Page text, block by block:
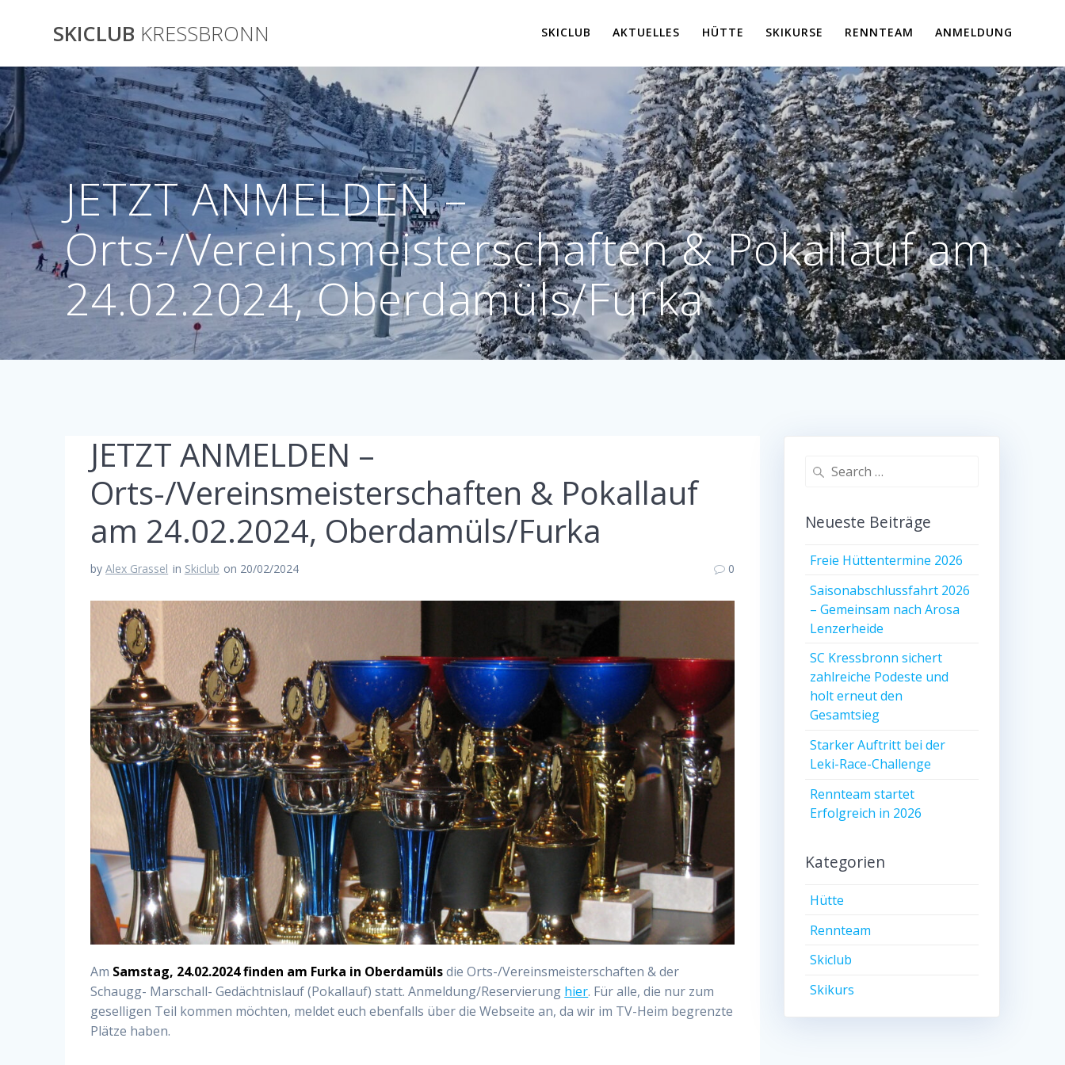
SKICLUB KRESSBRONN SKICLUB AKTUELLES HÜTTE SKIKURSE RENNTEAM ANMELDUNG
JETZT ANMELDEN –
Orts-/Vereinsmeisterschaften & Pokallauf am
24.02.2024, Oberdamüls/Furka
JETZT ANMELDEN –
Orts-/Vereinsmeisterschaften & Pokallauf
am 24.02.2024, Oberdamüls/Furka
byAlex Grassel in Skiclub on 20/02/2024 0
Am Samstag, 24.02.2024 finden am Furka in Oberdamülsdie Orts-/Vereinsmeisterschaften & der
Schaugg- Marschall- Gedächtnislauf (Pokallauf) statt. Anmeldung/Reservierung hier. Für alle, die nur zum
geselligen Teil kommen möchten, meldet euch ebenfalls über die Webseite an, da wir im TV-Heim begrenzte
Plätze haben.
Search
Neueste Beiträge
Freie Hüttentermine 2026
Saisonabschlussfahrt 2026
– Gemeinsam nach Arosa
Lenzerheide
SC Kressbronn sichert
zahlreiche Podeste und
holt erneut den
Gesamtsieg
Starker Auftritt bei der
Leki-Race-Challenge
Rennteam startet
Erfolgreich in 2026
Kategorien
Hütte
Rennteam
Skiclub
Skikurs